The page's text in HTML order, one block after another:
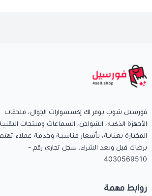
فورسيل شوب يوفر لك إكسسوارات الجوال، ملحقات
الأجهزة الذكية، الشواحن، السماعات ومنتجات التقنية
المختارة بعناية، بأسعار مناسبة وخدمة عملاء تهتم
برضاك قبل وبعد الشراء. سجل تجاري رقم -
4030569510
روابط مهمة